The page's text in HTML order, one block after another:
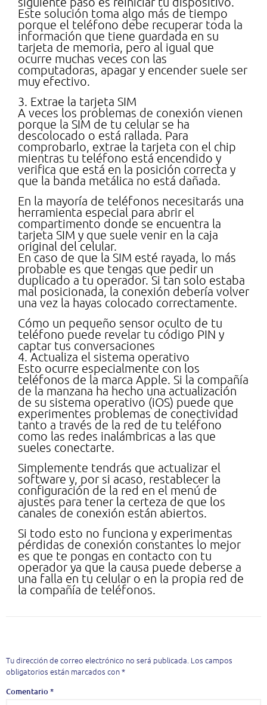
Este solución toma algo más de tiempo
porque el teléfono debe recuperar toda la
información que tiene guardada en su
tarjeta de memoria, pero al igual que
ocurre muchas veces con las
computadoras, apagar y encender suele ser
muy efectivo.
3. Extrae la tarjeta SIM
A veces los problemas de conexión vienen
porque la SIM de tu celular se ha
descolocado o está rallada. Para
comprobarlo, extrae la tarjeta con el chip
mientras tu teléfono está encendido y
verifica que está en la posición correcta y
que la banda metálica no está dañada.
En la mayoría de teléfonos necesitarás una
herramienta especial para abrir el
compartimento donde se encuentra la
tarjeta SIM y que suele venir en la caja
original del celular.
En caso de que la SIM esté rayada, lo más
probable es que tengas que pedir un
duplicado a tu operador. Si tan solo estaba
mal posicionada, la conexión debería volver
una vez la hayas colocado correctamente.
Cómo un pequeño sensor oculto de tu
teléfono puede revelar tu código PIN y
captar tus conversaciones
4. Actualiza el sistema operativo
Esto ocurre especialmente con los
teléfonos de la marca Apple. Si la compañía
de la manzana ha hecho una actualización
de su sistema operativo (iOS) puede que
experimentes problemas de conectividad
tanto a través de la red de tu teléfono
como las redes inalámbricas a las que
sueles conectarte.
Simplemente tendrás que actualizar el
software y, por si acaso, restablecer la
configuración de la red en el menú de
ajustes para tener la certeza de que los
canales de conexión están abiertos.
Si todo esto no funciona y experimentas
pérdidas de conexión constantes lo mejor
es que te pongas en contacto con tu
operador ya que la causa puede deberse a
una falla en tu celular o en la propia red de
la compañía de teléfonos.
Tu dirección de correo electrónico no será publicada. Los campos
obligatorios están marcados con*
Comentario*